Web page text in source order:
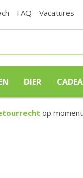
FAQ Vacatures
DIER
op